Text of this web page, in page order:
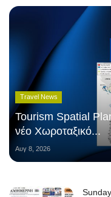
Travel News
Tourism Spatial
νέο Χωροταξικό...
Αυγ 8, 2026